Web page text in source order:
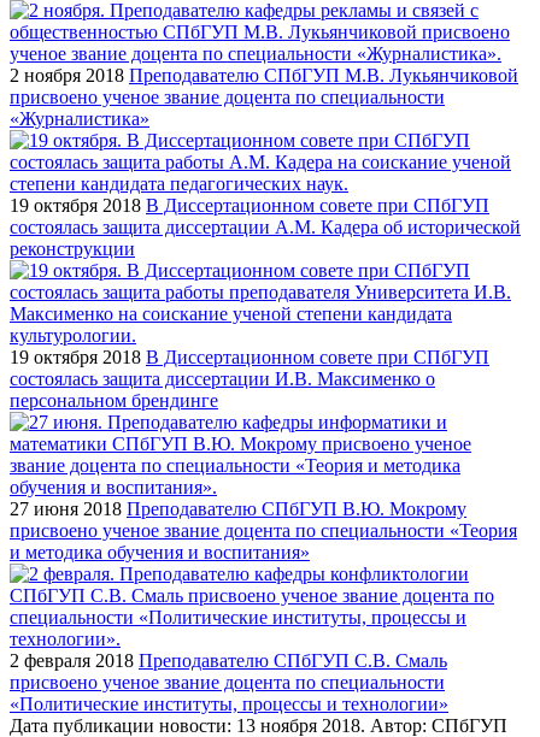
2 ноября 2018 Преподавателю СПбГУП М.В. Лукьянчиковой
присвоено ученое звание доцента по специальности
«Журналистика»
19 октября 2018 В Диссертационном совете при СПбГУП
состоялась защита диссертации А.М. Кадера об исторической
реконструкции
19 октября 2018 В Диссертационном совете при СПбГУП
состоялась защита диссертации И.В. Максименко о
персональном брендинге
27 июня 2018 Преподавателю СПбГУП В.Ю. Мокрому
присвоено ученое звание доцента по специальности «Теория
и методика обучения и воспитания»
2 февраля 2018 Преподавателю СПбГУП С.В. Смаль
присвоено ученое звание доцента по специальности
«Политические институты, процессы и технологии»
Дата публикации новости: 13 ноября 2018. Автор: СПбГУП